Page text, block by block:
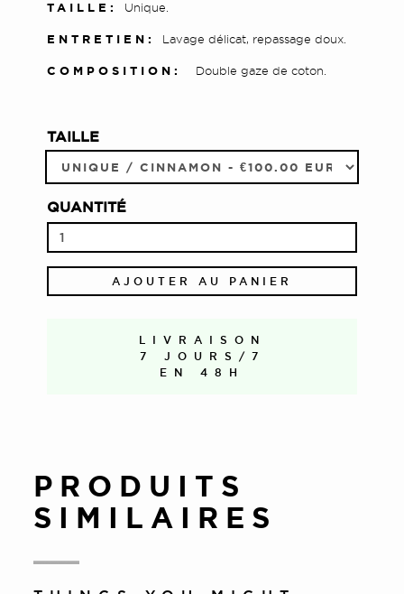
TAILLE: Unique.
ENTRETIEN: Lavage délicat, repassage doux.
COMPOSITION: Double gaze de coton.
TAILLE
QUANTITÉ
AJOUTER AU PANIER
LIVRAISON
7 JOURS/7
EN 48H
PRODUITS
SIMILAIRES